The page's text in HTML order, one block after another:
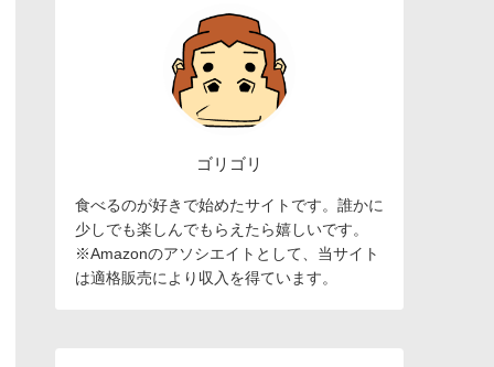
ゴリゴリ
食べるのが好きで始めたサイトです。誰かに
少しでも楽しんでもらえたら嬉しいです。
※Amazonのアソシエイトとして、当サイト
は適格販売により収入を得ています。